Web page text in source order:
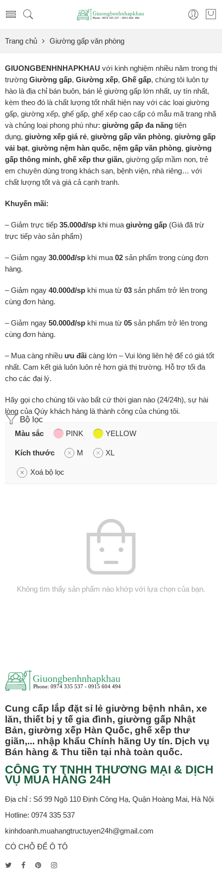
Trang chủ Giường gấp văn phòng
GIUONGBENHNHAPKHAU với kinh nghiệm nhiều năm trong thị
trường Giường gấp, Giường xếp, Ghế gấp, chúng tôi luôn tự
hào là địa chỉ bán buôn, bán lẻ giường gấp lớn nhất, uy tín nhất,
kèm theo đó là chất lượng tốt nhất hiện nay với các loại giường
gấp, giường xếp, ghế gấp, ghế xếp cao cấp có mẫu mã trang nhã
và chủng loại phong phú như: giường gấp đa năng tiện
dụng, giường xếp giá rẻ, giường gấp văn phòng, giường gấp
vải bạt, giường nệm hàn quốc, nệm gấp văn phòng, giường
gấp thông minh, ghế xếp thư giãn, giường gấp mầm non, trẻ
em chuyên dùng trong khách sạn, bệnh viện, nhà riêng… với
chất lượng tốt và giá cả cạnh tranh.
Khuyến mãi:
– Giảm trực tiếp 35.000đ/sp khi mua giường gấp (Giá đã trừ
trực tiếp vào sản phẩm)
– Giảm ngay 30.000đ/sp khi mua 02 sản phẩm trong cùng đơn
hàng.
– Giảm ngay 40.000đ/sp khi mua từ 03 sản phẩm trở lên trong
cùng đơn hàng.
– Giảm ngay 50.000đ/sp khi mua từ 05 sản phẩm trở lên trong
cùng đơn hàng.
– Mua càng nhiều ưu đãi càng lớn – Vui lòng liên hệ để có giá tốt
nhất. Cam kết giá luôn luôn rẻ hơn giá thị trường. Hỗ trợ tối đa
cho các đại lý.
Hãy gọi cho chúng tôi vào bất cứ thời gian nào (24/24h), sự hài
lòng của Qúy khách hàng là thành công của chúng tôi.
Bộ lọc
Màu sắc PINK YELLOW
Kích thước M XL
Xoá bộ lọc
Không tìm thấy sản phẩm nào khớp với lựa chọn của bạn.
Cung cấp lắp đặt sỉ lẻ giường bệnh nhân, xe
lăn, thiết bị y tế gia đình, giường gấp Nhật
Bản, giường xếp Hàn Quốc, ghế xếp thư
giãn,... nhập khẩu Chính hãng Uy tín. Dịch vụ
Bán hàng & Thu tiền tại nhà toàn quốc.
CÔNG TY TNHH THƯƠNG MẠI & DỊCH
VỤ MUA HÀNG 24H
Địa chỉ : Số 99 Ngõ 110 Định Công Hạ, Quận Hoàng Mai, Hà Nội
Hotline: 0974 335 537
kinhdoanh.muahangtructuyen24h@gmail.com
CÓ CHỖ ĐỂ Ô TÔ